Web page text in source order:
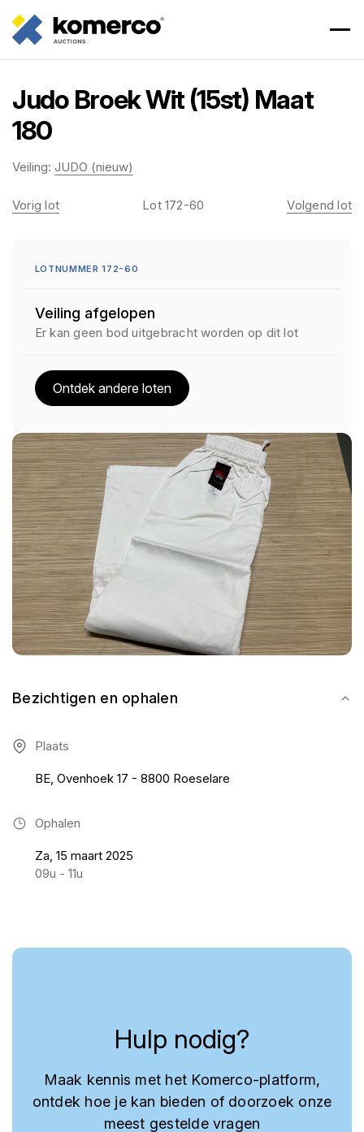
Judo Broek Wit (15st) Maat
180
Veiling: JUDO (nieuw)
Bezichtigen en ophalen
Plaats
BE, Ovenhoek 17 - 8800 Roeselare
Ophalen
Za, 15 maart 2025
09u - 11u
Vorig lot Lot 172-60 Volgend lot
LOTNUMMER 172-60
Veiling afgelopen
Er kan geen bod uitgebracht worden op dit lot
Ontdek andere loten
Hulp nodig?
Maak kennis met het Komerco-platform,
ontdek hoe je kan bieden of doorzoek onze
meest gestelde vragen